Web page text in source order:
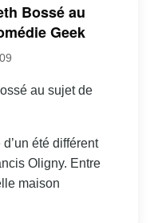
Bossé au
Geek
au sujet de
été différent
Oligny. Entre
maison